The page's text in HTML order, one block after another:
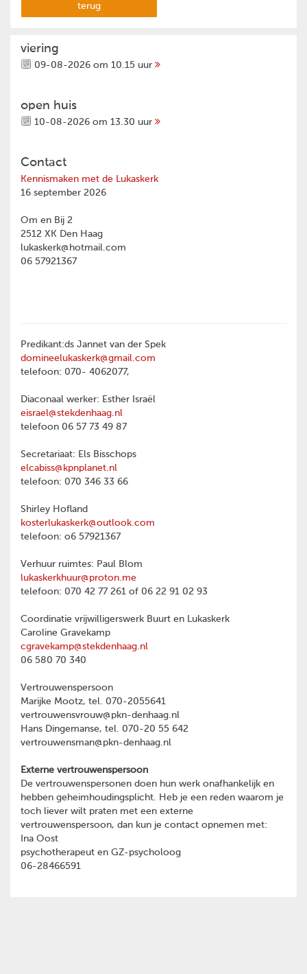
terug
viering
09-08-2026 om 10.15 uur
open huis
10-08-2026 om 13.30 uur
Contact
Kennismaken met de Lukaskerk
16 september 2026
Om en Bij 2
2512 XK Den Haag
lukaskerk@hotmail.com
06 57921367
Predikant:ds Jannet van der Spek
domineelukaskerk@gmail.com
telefoon: 070- 4062077,
Diaconaal werker: Esther Israël
eisrael@stekdenhaag.nl
telefoon 06 57 73 49 87
Secretariaat: Els Bisschops
elcabiss@kpnplanet.nl
telefoon: 070 346 33 66
Shirley Hofland
kosterlukaskerk@outlook.com
telefoon: o6 57921367
Verhuur ruimtes: Paul Blom
lukaskerkhuur@proton.me
telefoon: 070 42 77 261 of 06 22 91 02 93
Coordinatie vrijwilligerswerk Buurt en Lukaskerk
Caroline Gravekamp
cgravekamp@stekdenhaag.nl
06 580 70 340
Vertrouwenspersoon
Marijke Mootz, tel. 070-2055641
vertrouwensvrouw@pkn-denhaag.nl
Hans Dingemanse, tel. 070-20 55 642
vertrouwensman@pkn-denhaag.nl
Externe vertrouwenspersoon
De vertrouwenspersonen doen hun werk onafhankelijk en
hebben geheimhoudingsplicht. Heb je een reden waarom je
toch liever wilt praten met een externe
vertrouwenspersoon, dan kun je contact opnemen met:
Ina Oost
psychotherapeut en GZ-psycholoog
06-28466591